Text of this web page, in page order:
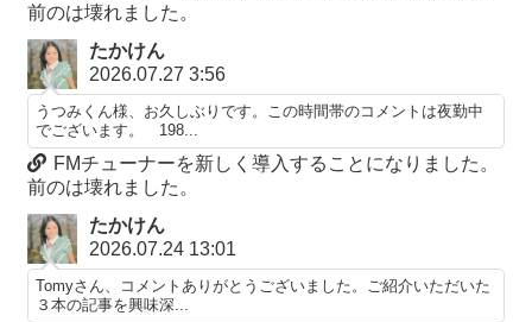
前のは壊れました。
たかけん
2026.07.27 3:56
うつみくん様、お久しぶりです。この時間帯のコメントは夜勤中
でございます。 198...
FMチューナーを新しく導入することになりました。
前のは壊れました。
たかけん
2026.07.24 13:01
Tomyさん、コメントありがとうございました。ご紹介いただいた
３本の記事を興味深...